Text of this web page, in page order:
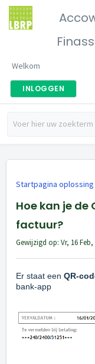
Welkom
INLOGGEN
Startpagina oplossing
Hoe kan je de
factuur?
Gewijzigd op: Vr, 16 Feb,
Er staat een QR-
bank-app